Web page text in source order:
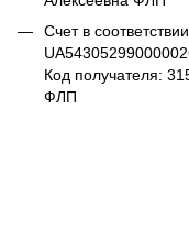
Счет в
Код получателя:
ФЛП